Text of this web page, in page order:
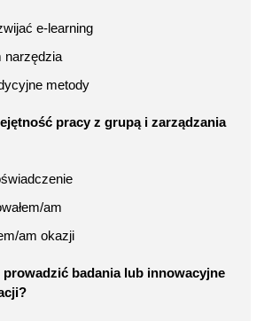
e-learning
narzędzia
metody
pracy z grupą i zarządzania
am
am okazji
prowadzić badania lub innowacyjne